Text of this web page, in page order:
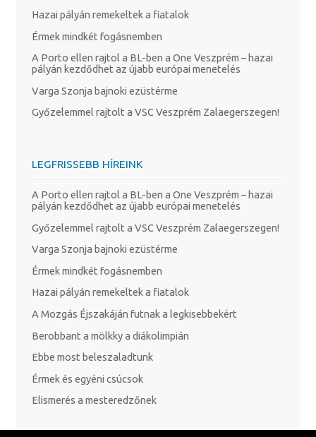
Hazai pályán remekeltek a fiatalok
Érmek mindkét fogásnemben
A Porto ellen rajtol a BL-ben a One Veszprém – hazai
pályán kezdődhet az újabb európai menetelés
Varga Szonja bajnoki ezüstérme
Győzelemmel rajtolt a VSC Veszprém Zalaegerszegen!
LEGFRISSEBB HÍREINK
A Porto ellen rajtol a BL-ben a One Veszprém – hazai
pályán kezdődhet az újabb európai menetelés
Győzelemmel rajtolt a VSC Veszprém Zalaegerszegen!
Varga Szonja bajnoki ezüstérme
Érmek mindkét fogásnemben
Hazai pályán remekeltek a fiatalok
A Mozgás Éjszakáján futnak a legkisebbekért
Berobbant a mölkky a diákolimpián
Ebbe most beleszaladtunk
Érmek és egyéni csúcsok
Elismerés a mesteredzőnek